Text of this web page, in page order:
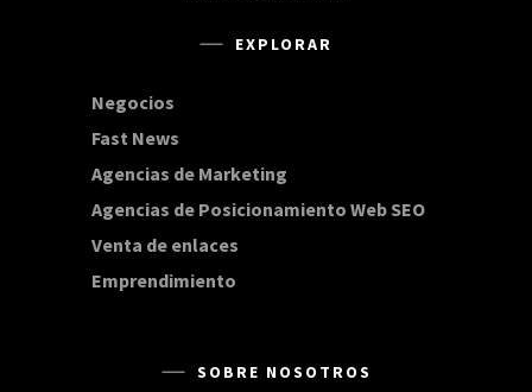
EXPLORAR
Negocios
Fast News
Agencias de Marketing
Agencias de Posicionamiento Web SEO20
Venta de enlaces
Emprendimiento
SOBRE NOSOTROS